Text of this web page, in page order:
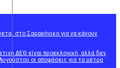
στο Σαρακήνικο για να κάνουν
ΔΕΘ είναι προεκλογική, αλλά δεν
οι αποφάσεις για τα μέτρα